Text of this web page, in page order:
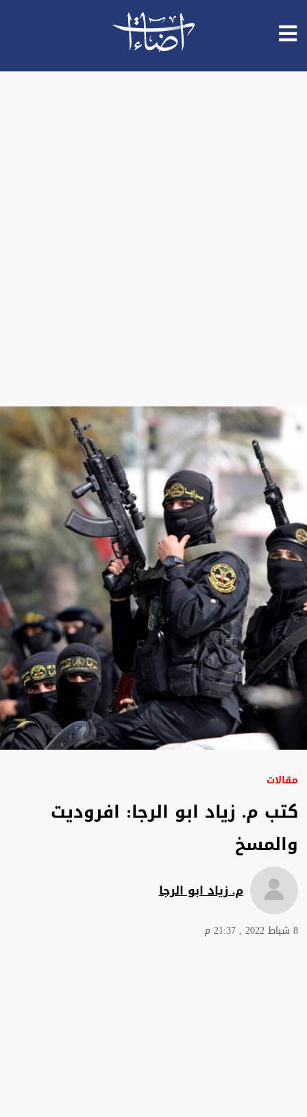
مقالات
كتب م. زياد ابو الرجا: افروديت
والمسخ
م. زياد ابو الرجا
8 شباط 2022 , 21:37 م